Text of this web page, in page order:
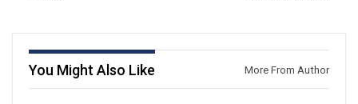
You Might Also Like More From Author